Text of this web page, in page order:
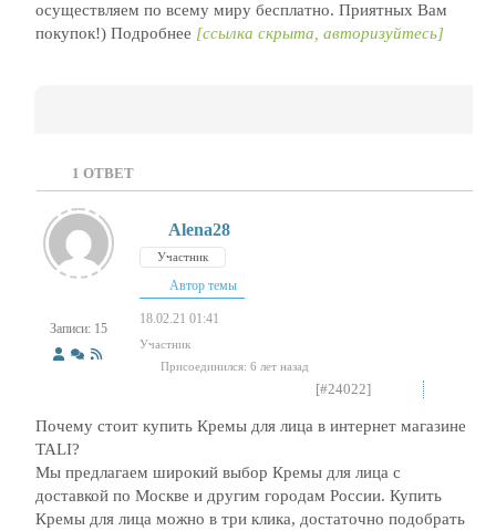
осуществляем по всему миру бесплатно. Приятных Вам
покупок!) Подробнее [ссылка скрыта, авторизуйтесь]
1 ОТВЕТ
Записи: 15
Alena28
Участник
Автор темы
18.02.21 01:41
Участник
Присоединился: 6 лет назад
[#24022]
Почему стоит купить Кремы для лица в интернет магазине
TALI?
Мы предлагаем широкий выбор Кремы для лица с
доставкой по Москве и другим городам России. Купить
Кремы для лица можно в три клика, достаточно подобрать